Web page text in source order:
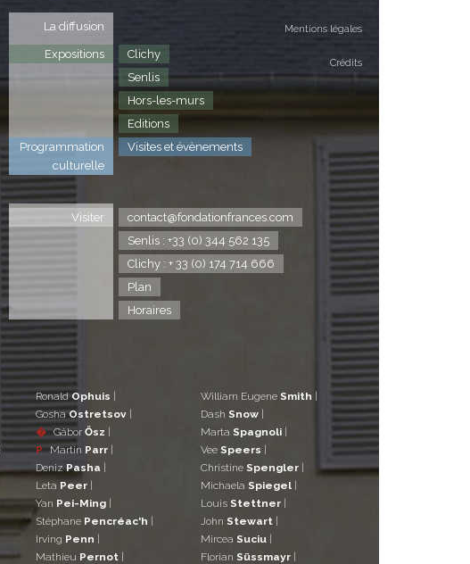
Mentions légales
Crédits
La diffusion
Expositions
Clichy
Senlis
Hors-les-murs
Editions
Programmation
culturelle
Visites et évènements
Visiter
contact@fondationfrances.com
Senlis : +33 (0) 344 562 135
Clichy : + 33 (0) 174 714 666
Plan
Horaires
RonaldOphuis |
GoshaOstretsov |
� Gábor Ősz |
P Martin Parr |
DenizPasha |
Leta Peer |
Yan Pei-Ming |
Stéphane Pencréac'h |
Irving Penn |
Mathieu Pernot |
William Eugene Smith |
Dash Snow |
Marta Spagnoli |
Vee Speers |
Christine Spengler |
Michaela Spiegel |
Louis Stettner |
John Stewart |
Mircea Suciu |
Florian Süssmayr |